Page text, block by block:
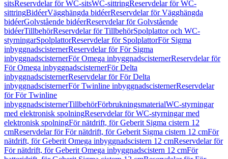
sitsReservdelar för WC-sitsWC-sittringReservdelar för WC-
sittringBidéerVägghängda bidéerReservdelar för Vägghängda
bidéerGolvstående bidéerReservdelar för Golvstående
bidéerTillbehörReservdelar för TillbehörSpolplattor och WC-
styrningarSpolplattorReservdelar för SpolplattorFör Sigma
inbyggnadscisternerReservdelar för För Sigma
inbyggnadscisternerFör Omega inbyggnadscisternerReservdelar för
För Omega inbyggnadscisternerFör Delta
inbyggnadscisternerReservdelar för För Delta
inbyggnadscisternerFör Twinline inbyggnadscisternerReservdelar
för För Twinline
inbyggnadscisternerTillbehörFörbrukningsmaterialWC-styrningar
med elektronisk spolningReservdelar för WC-styrningar med
elektronisk spolningFör nätdrift, för Geberit Sigma cistern 12
cmReservdelar för För nätdrift, för Geberit Sigma cistern 12 cmFör
nätdrift, för Geberit Omega inbyggnadscistern 12 cmReservdelar för
För nätdrift, för Geberit Omega inbyggnadscistern 12 cmFör